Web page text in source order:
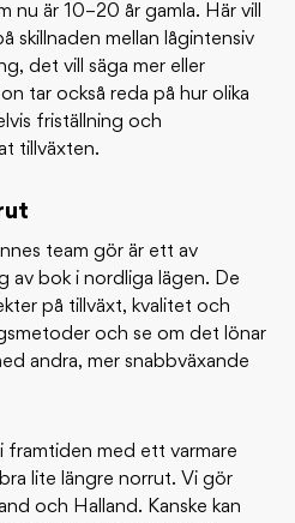
nu är 10–20 år gamla. Här vill
skillnaden mellan lågintensiv
det vill säga mer eller
tar också reda på hur olika
friställning och
tillväxten.
team gör är ett av
av bok i nordliga lägen. De
på tillväxt, kvalitet och
och se om det lönar
andra, mer snabbväxande
framtiden med ett varmare
lite längre norrut. Vi gör
och Halland. Kanske kan